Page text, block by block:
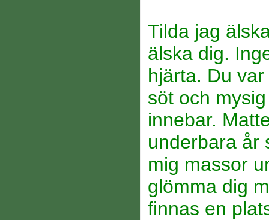
Tilda jag
älska dig.
hjärta. Du
söt och
innebar.
underbara år
mig massor
glömma dig
finnas en